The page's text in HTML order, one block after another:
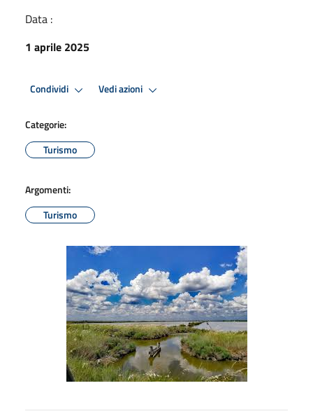
Data :
1 aprile 2025
Condividi Vedi azioni
Categorie:
Turismo
Argomenti:
Turismo